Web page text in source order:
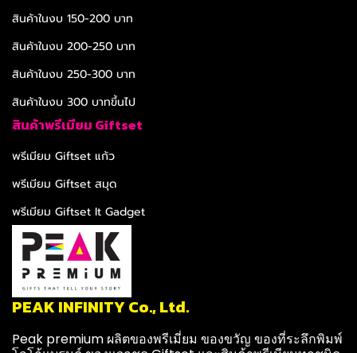
สินค้าในงบ 150-200 บาท
สินค้าในงบ 200-250 บาท
สินค้าในงบ 250-300 บาท
สินค้าในงบ 300 บาทขึ้นไป
สินค้าพรีเมียม Giftset
พรีเมียม Giftset แก้ว
พรีเมียม Giftset สมุด
พรีเมียม Giftset It Gadget
PEAK INFINITY Co., Ltd.
Peak premium ผลิตของพรีเมี่ยม ของขวัญ ของที่ระลึกพิมพ์